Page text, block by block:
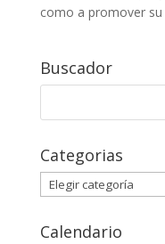
como a promover su
Buscador
Buscar:
Categorias
Categorias
Calendario